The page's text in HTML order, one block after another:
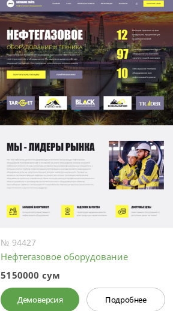
№ 94427
Нефтегазовое оборудование
5150000 сум
Демоверсия Подробнее